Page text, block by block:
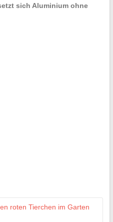
sich Aluminium ohne
roten Tierchen im Garten